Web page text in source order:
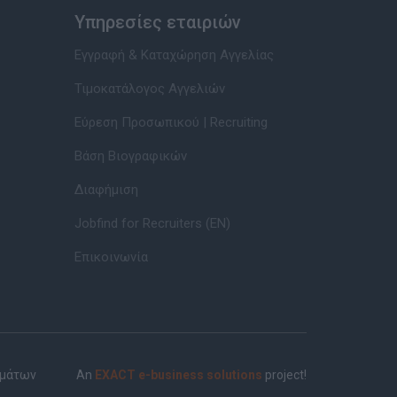
Υπηρεσίες εταιριών
Εγγραφή & Καταχώρηση Αγγελίας
Τιμοκατάλογος Αγγελιών
Εύρεση Προσωπικού | Recruiting
Βάση Βιογραφικών
Διαφήμιση
Jobfind for Recruiters (EN)
Επικοινωνία
An EXACT e-business solutions project!